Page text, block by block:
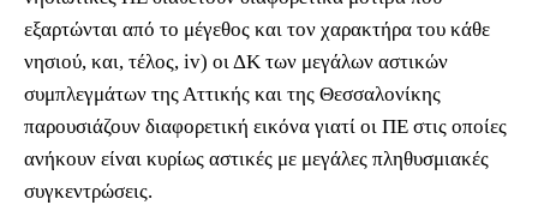
εξαρτώνται από το μέγεθος και τον χαρακτήρα του κάθε
νησιού, και, τέλος, iv) οι ΔΚ των μεγάλων αστικών
συμπλεγμάτων της Αττικής και της Θεσσαλονίκης
παρουσιάζουν διαφορετική εικόνα γιατί οι ΠΕ στις οποίες
ανήκουν είναι κυρίως αστικές με μεγάλες πληθυσμιακές
συγκεντρώσεις.